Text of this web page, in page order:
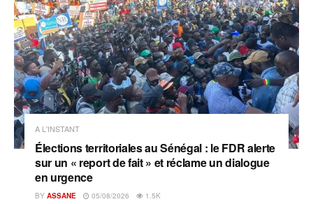
A L'INSTANT
Élections territoriales au Sénégal : le FDR alerte
sur un « report de fait » et réclame un dialogue
en urgence
BY ASSANE 05/08/2026 1.5K